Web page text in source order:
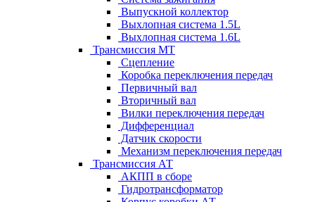
Выпускной коллектор
Выхлопная система 1.5L
Выхлопная система 1.6L
Трансмиссия МТ
Сцепление
Коробка переключения передач
Первичный вал
Вторичный вал
Вилки переключения передач
Дифференциал
Датчик скорости
Механизм переключения передач
Трансмиссия АТ
АКПП в сборе
Гидротрансформатор